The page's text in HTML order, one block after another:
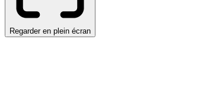
Regarder en plein écran